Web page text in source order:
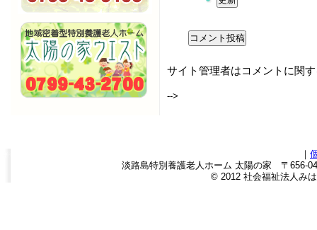
サイト管理者はコメントに関
-->
｜
淡路島特別養護老人ホーム 太陽の家 〒656-
© 2012 社会福祉法人み